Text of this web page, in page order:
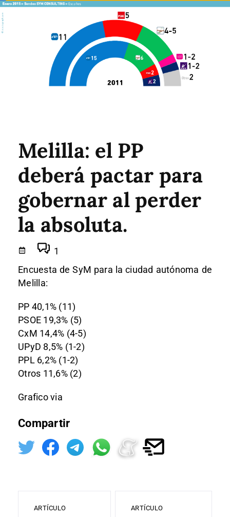
Melilla: el PP
deberá pactar para
gobernar al perder
la absoluta.
1
Encuesta de SyM para la ciudad autónoma de
Melilla:
PP 40,1% (11)
PSOE 19,3% (5)
CxM 14,4% (4-5)
UPyD 8,5% (1-2)
PPL 6,2% (1-2)
Otros 11,6% (2)
Grafico via
Compartir
ARTÍCULO
ARTÍCULO